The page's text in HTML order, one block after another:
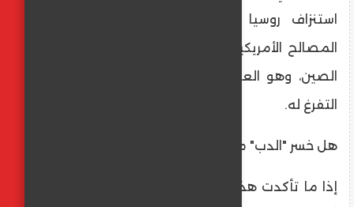
استنزاف روسيا في أوكرانيا لم يعد يخدم
المصالح الأمريكية بقدر ما يخدم تعاظم نفوذ
الصين، وهو العدو الحقيقي الذي يريد ترامب
التفرغ له.
​هل خسر "الدب" مصداقيته؟
​إذا ما تأكدت هذه الفرضية، فإن روسيا ستواجه